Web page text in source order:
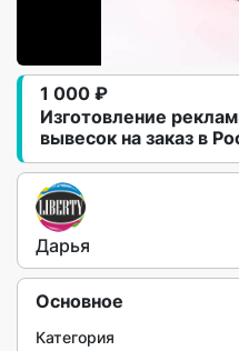
Изготовление
вывесок на заказ в
1 000 ₽
Дарья
Основное
Категория